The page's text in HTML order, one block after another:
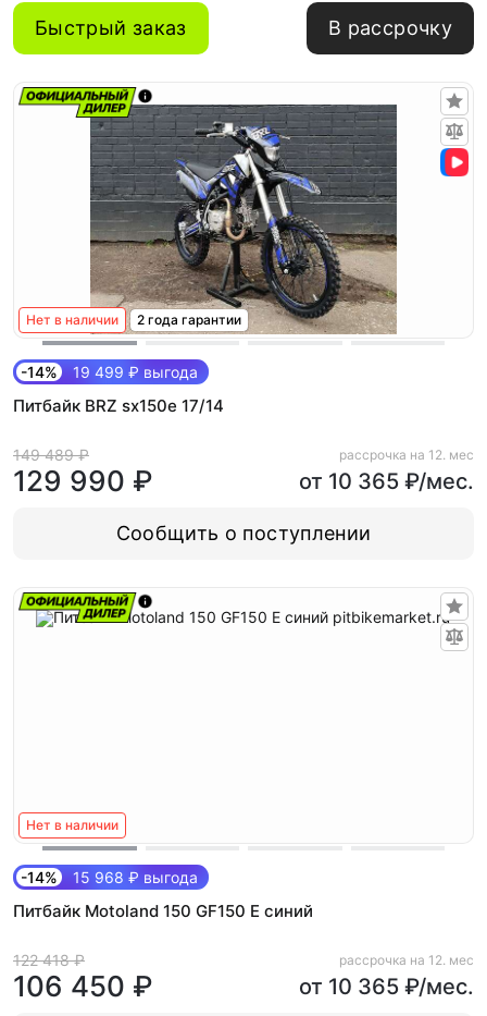
Быстрый заказ В рассрочку
Нет в наличии 2 года гарантии
-14% 19 499 ₽ выгода
Питбайк BRZ sx150e 17/14
149 489 ₽
129 990 ₽
рассрочка на 12. мес
от 10 365 ₽/мес.
Сообщить о поступлении
Нет в наличии
-14% 15 968 ₽ выгода
Питбайк Motoland 150 GF150 E синий
122 418 ₽
106 450 ₽
рассрочка на 12. мес
от 10 365 ₽/мес.